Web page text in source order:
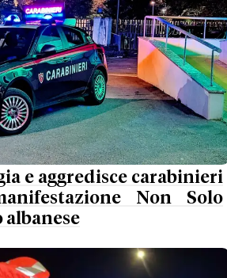
e aggredisce carabinieri
Non Solo